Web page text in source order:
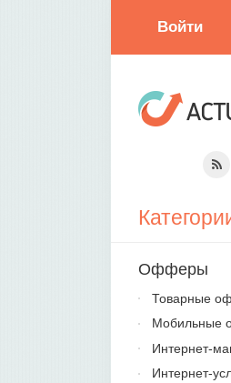
Войти
Офферы
Товарные
Мобильные
Интернет-
Интернет-